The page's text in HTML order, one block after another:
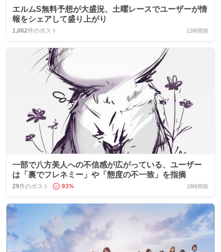
エルムS無料予想が大盛況、土曜レースでユーザーが情
報をシェアして盛り上がり
1,062件のポスト 11時間前
一部で八方美人への不信感が広がっている、ユーザー
は「裏でフレネミー」や「態度の不一致」を指摘
29件のポスト 93% 18時間前